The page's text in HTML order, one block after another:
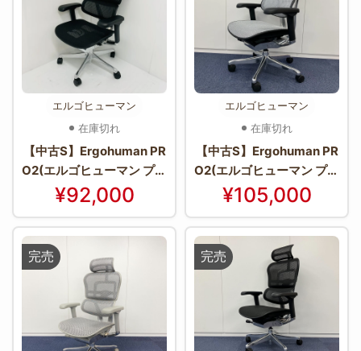
エルゴヒューマン
在庫切れ
【中古S】Ergohuman PR
O2(エルゴヒューマン プロ
2) EHP2-HAM-BK(BKfra
me)
¥92,000
エルゴヒューマン
在庫切れ
【中古S】Ergohuman PR
O2(エルゴヒューマン プロ
2)シリーズ EHP2-HAM-
WH(BKframe)【＊使用期
間：2週間程度＊】
¥105,000
完売 完売